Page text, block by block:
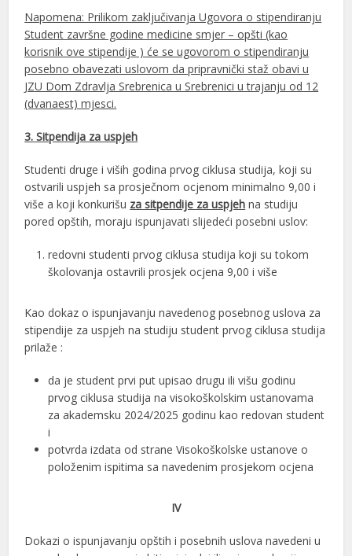
Napomena: Prilikom zaključivanja Ugovora o stipendiranju
Student završne godine medicine smjer – opšti (kao
korisnik ove stipendije ) će se ugovorom o stipendiranju
posebno obavezati uslovom da pripravnički staž obavi u
JZU Dom Zdravlja Srebrenica u Srebrenici u trajanju od 12
(dvanaest) mjesci.
3. Sitpendija za uspjeh
Studenti druge i viših godina prvog ciklusa studija, koji su
ostvarili uspjeh sa prosječnom ocjenom minimalno 9,00 i
više a koji konkurišu za sitpendije za uspjeh na studiju
pored opštih, moraju ispunjavati slijedeći posebni uslov:
redovni studenti prvog ciklusa studija koji su tokom
školovanja ostavrili prosjek ocjena 9,00 i više
Kao dokaz o ispunjavanju navedenog posebnog uslova za
stipendije za uspjeh na studiju student prvog ciklusa studija
prilaže :
da je student prvi put upisao drugu ili višu godinu
prvog ciklusa studija na visokoškolskim ustanovama
za akademsku 2024/2025 godinu kao redovan student
i
potvrda izdata od strane Visokoškolske ustanove o
položenim ispitima sa navedenim prosjekom ocjena
IV
Dokazi o ispunjavanju opštih i posebnih uslova navedeni u